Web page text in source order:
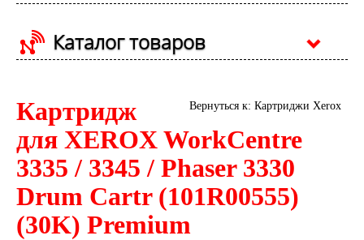
Каталог товаров
Вернуться к: Картриджи Xerox
Картридж
для XEROX WorkCentre
3335 / 3345 / Phaser 3330
Drum Cartr (101R00555)
(30K) Premium